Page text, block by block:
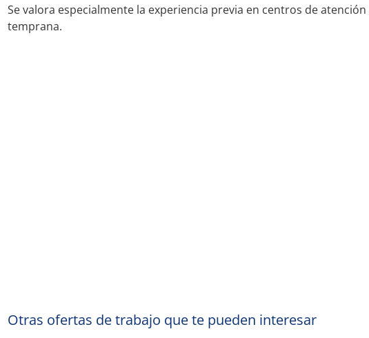
Se valora especialmente la experiencia previa en centros de atención
temprana.
Otras ofertas de trabajo que te pueden interesar